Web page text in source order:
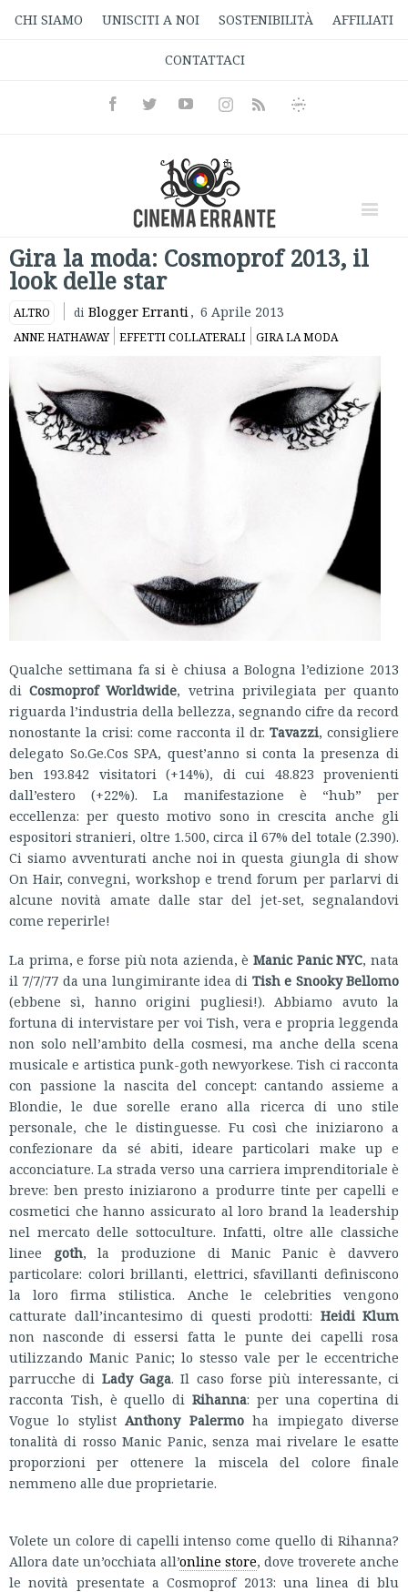
CHI SIAMO UNISCITI A NOI SOSTENIBILITÀ AFFILIATI
CONTATTACI
FacebookTwitterYoutubeInstagramRss
Informativa
Gira la moda: Cosmoprof 2013, il
look delle star
ALTRO di Blogger Erranti, 6 Aprile 2013
ANNE HATHAWAY EFFETTI COLLATERALI GIRA LA MODA
Qualche settimana fa si è chiusa a Bologna l’edizione 2013
diCosmoprof Worldwide, vetrina privilegiata per quanto
riguarda l’industria della bellezza, segnando cifre da record
nonostante la crisi: come racconta il dr. Tavazzi, consigliere
delegato So.Ge.Cos SPA, quest’anno si conta la presenza di
ben 193.842 visitatori (+14%), di cui 48.823 provenienti
dall’estero (+22%). La manifestazione è “hub” per
eccellenza: per questo motivo sono in crescita anche gli
espositori stranieri, oltre 1.500, circa il 67% del totale (2.390).
Ci siamo avventurati anche noi in questa giungla di show
On Hair, convegni, workshop e trend forum per parlarvi di
alcune novità amate dalle star del jet-set, segnalandovi
come reperirle!
La prima, e forse più nota azienda, èManic Panic NYC, nata
il 7/7/77 da una lungimirante idea di Tish e Snooky Bellomo
(ebbene sì, hanno origini pugliesi!). Abbiamo avuto la
fortuna di intervistare per voi Tish, vera e propria leggenda
non solo nell’ambito della cosmesi, ma anche della scena
musicale e artistica punk-goth newyorkese. Tish ci racconta
con passione la nascita del concept: cantando assieme a
Blondie, le due sorelle erano alla ricerca di uno stile
personale, che le distinguesse. Fu così che iniziarono a
confezionare da sé abiti, ideare particolari make up e
acconciature. La strada verso una carriera imprenditoriale è
breve: ben presto iniziarono a produrre tinte per capelli e
cosmetici che hanno assicurato al loro brand la leadership
nel mercato delle sottoculture. Infatti, oltre alle classiche
linee goth, la produzione di Manic Panic è davvero
particolare: colori brillanti, elettrici, sfavillanti definiscono
la loro firma stilistica. Anche le celebrities vengono
catturate dall’incantesimo di questi prodotti: Heidi Klum
non nasconde di essersi fatta le punte dei capelli rosa
utilizzando Manic Panic; lo stesso vale per le eccentriche
parrucche di Lady Gaga. Il caso forse più interessante, ci
racconta Tish, è quello di Rihanna: per una copertina di
Vogue lo stylistAnthony Palermoha impiegato diverse
tonalità di rosso Manic Panic, senza mai rivelare le esatte
proporzioni per ottenere la miscela del colore finale
nemmeno alle due proprietarie.
Volete un colore di capelli intenso come quello di Rihanna?
Allora date un’occhiata all’online store, dove troverete anche
le novità presentate a Cosmoprof 2013: una linea di blu